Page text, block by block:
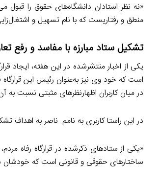
«نه نظر استادان دانشگاه‌های حقوق را
منطق و رفتاریست که با نام تسهیل و
تشکیل ستاد مبارزه با مفاسد و رفع
یکی از اخبار منتشرشده در این هفته، ایجاد
است که خود وی نیز به‌عنوان رئیس این
در میان کاربران اظهارنظرهای مثبتی نسبت
در این راستا کاربری به نامم. ناصر به اهداف
«یکی از ستادهای ذکرشده در قرارگاه رفاه
ساختارهای حقوقی و قانونی است که